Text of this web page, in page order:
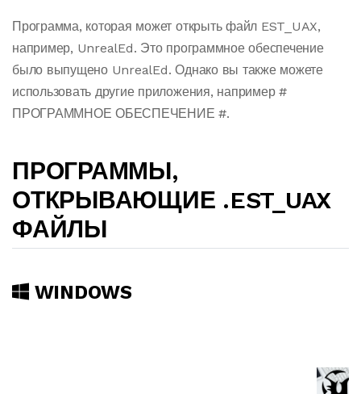
Программа, которая может открыть файл EST_UAX,
например, UnrealEd. Это программное обеспечение
было выпущено UnrealEd. Однако вы также можете
использовать другие приложения, например #
ПРОГРАММНОЕ ОБЕСПЕЧЕНИЕ #.
ПРОГРАММЫ,
ОТКРЫВАЮЩИЕ .EST_UAX
ФАЙЛЫ
WINDOWS